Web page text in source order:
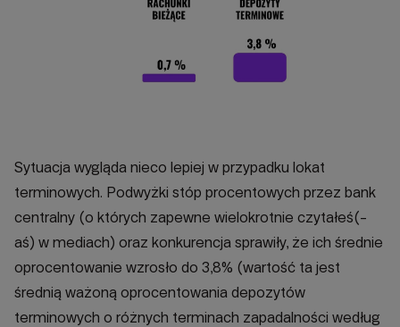
Sytuacja wygląda nieco lepiej w przypadku lokat
terminowych. Podwyżki stóp procentowych przez bank
centralny (o których zapewne wielokrotnie czytałeś(-
aś) w mediach) oraz konkurencja sprawiły, że ich średnie
oprocentowanie wzrosło do 3,8% (wartość ta jest
średnią ważoną oprocentowania depozytów
terminowych o różnych terminach zapadalności według